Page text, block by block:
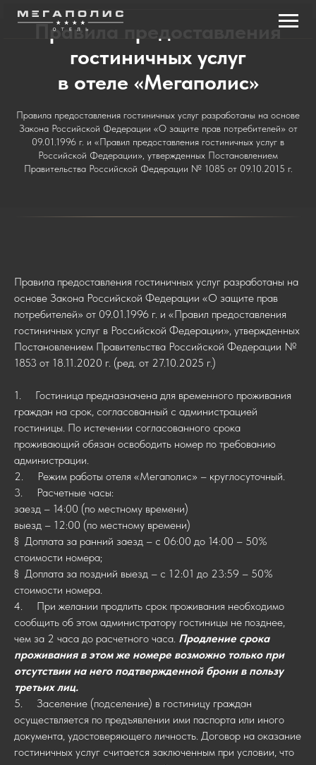
Правила предоставления
гостиничных услуг
в отеле «Мегаполис»
Правила предоставления гостиничных услуг разработаны на основе
Закона Российской Федерации «О защите прав потребителей» от
09.01.1996 г. и «Правил предоставления гостиничных услуг в
Российской Федерации», утвержденных Постановлением
Правительства Российской Федерации № 1085 от 09.10.2015 г.
Правила предоставления гостиничных услуг разработаны на
основе Закона Российской Федерации «О защите прав
потребителей» от 09.01.1996 г. и «Правил предоставления
гостиничных услуг в Российской Федерации», утвержденных
Постановлением Правительства Российской Федерации №
1853 от 18.11.2020 г. (ред. от 27.10.2025 г.)
1. Гостиница предназначена для временного проживания
граждан на срок, согласованный с администрацией
гостиницы. По истечении согласованного срока
проживающий обязан освободить номер по требованию
администрации.
2. Режим работы отеля «Мегаполис» – круглосуточный.
3. Расчетные часы:
заезд – 14:00 (по местному времени)
выезд – 12:00 (по местному времени)
§ Доплата за ранний заезд – с 06:00 до 14:00 – 50%
стоимости номера;
§ Доплата за поздний выезд – с 12:01 до 23:59 – 50%
стоимости номера.
4. При желании продлить срок проживания необходимо
сообщить об этом администратору гостиницы не позднее,
чем за 2 часа до расчетного часа. Продление срока
проживания в этом же номере возможно только при
отсутствии на него подтвержденной брони в пользу
третьих лиц.
5. Заселение (подселение) в гостиницу граждан
осуществляется по предъявлении ими паспорта или иного
документа, удостоверяющего личность. Договор на оказание
гостиничных услуг считается заключенным при условии, что